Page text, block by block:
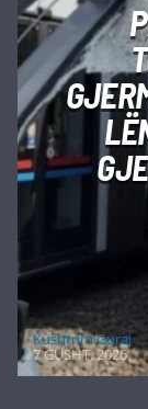
Kushtrim Guraj
7 GUSHT, 2026